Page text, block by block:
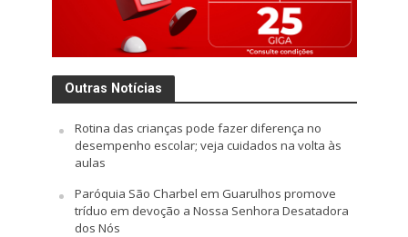
Outras Notícias
Rotina das crianças pode fazer diferença no
desempenho escolar; veja cuidados na volta às
aulas
Paróquia São Charbel em Guarulhos promove
tríduo em devoção a Nossa Senhora Desatadora
dos Nós